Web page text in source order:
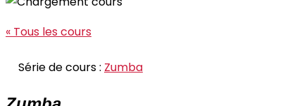
« Tous les cours
Série de cours : Zumba